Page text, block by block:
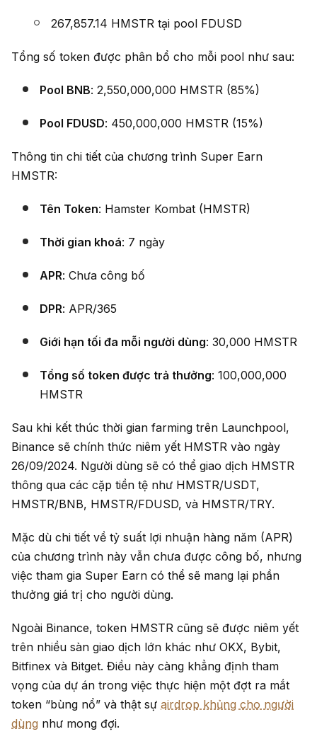
267,857.14 HMSTR tại pool FDUSD
Tổng số token được phân bổ cho mỗi pool như sau:
Pool BNB: 2,550,000,000 HMSTR (85%)
Pool FDUSD: 450,000,000 HMSTR (15%)
Thông tin chi tiết của chương trình Super Earn
HMSTR:
Tên Token: Hamster Kombat (HMSTR)
Thời gian khoá: 7 ngày
APR: Chưa công bố
DPR: APR/365
Giới hạn tối đa mỗi người dùng: 30,000 HMSTR
Tổng số token được trả thưởng: 100,000,000
HMSTR
Sau khi kết thúc thời gian farming trên Launchpool,
Binance sẽ chính thức niêm yết HMSTR vào ngày
26/09/2024. Người dùng sẽ có thể giao dịch HMSTR
thông qua các cặp tiền tệ như HMSTR/USDT,
HMSTR/BNB, HMSTR/FDUSD, và HMSTR/TRY.
Mặc dù chi tiết về tỷ suất lợi nhuận hàng năm (APR)
của chương trình này vẫn chưa được công bố, nhưng
việc tham gia Super Earn có thể sẽ mang lại phần
thưởng giá trị cho người dùng.
Ngoài Binance, token HMSTR cũng sẽ được niêm yết
trên nhiều sàn giao dịch lớn khác như OKX, Bybit,
Bitfinex và Bitget. Điều này càng khẳng định tham
vọng của dự án trong việc thực hiện một đợt ra mắt
token “bùng nổ” và thật sự airdrop khủng cho người
dùng như mong đợi.